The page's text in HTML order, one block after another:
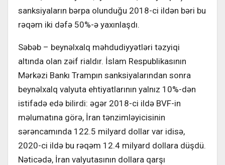
sanksiyaların bərpa olunduğu 2018-ci ildən bəri bu
rəqəm iki dəfə 50%-ə yaxınlaşdı.
Səbəb – beynəlxalq məhdudiyyətləri təzyiqi
altında olan zəif rialdır. İslam Respublikasının
Mərkəzi Bankı Trampın sanksiyalarından sonra
beynəlxalq valyuta ehtiyatlarının yalnız 10%-dən
istifadə edə bilirdi: əgər 2018-ci ildə BVF-in
məlumatına görə, İran tənzimləyicisinin
sərəncamında 122.5 milyard dollar var idisə,
2020-ci ildə bu rəqəm 12.4 milyard dollara düşdü.
Nəticədə, İran valyutasının dollara qarşı